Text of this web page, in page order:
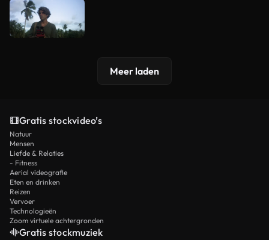
Meer laden
Gratis stockvideo’s
Natuur
Mensen
Liefde & Relaties
- Fitness
Aerial videografie
Eten en drinken
Reizen
Vervoer
Technologieën
Zoom virtuele achtergronden
Gratis stockmuziek